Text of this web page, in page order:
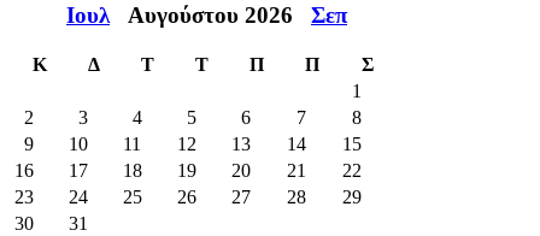
Ιουλ Αυγούστου 2026 Σεπ
Κ Δ Τ Τ Π Π
Σ
1
2
3 4 5 6 7
8
9
10 11 12 13 14
15
16
17 18 19 20 21
22
23
24 25 26 27 28
29
30
31